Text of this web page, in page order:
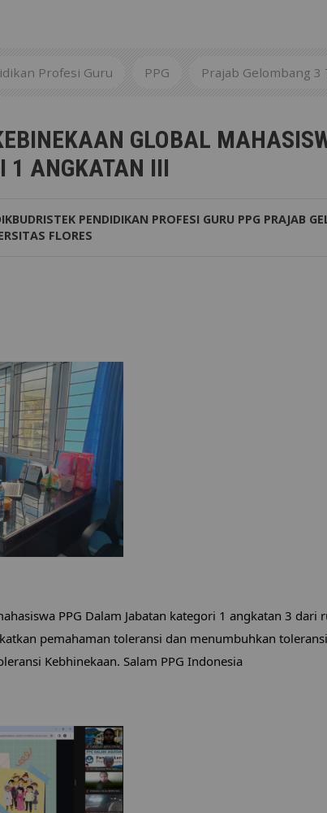
Profesi Guru PPG Prajab Gelombang 3
GLOBAL
1 ANGKATAN III
PENDIDIKAN PROFESI GURU PPG PRAJAB
FLORES
PPG Dalam Jabatan kategori 1 angkatan 3 dari
pemahaman toleransi dan menumbuhkan
Kebhinekaan. Salam PPG Indonesia